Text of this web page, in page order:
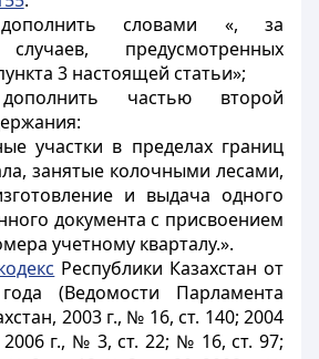
словами «, за
предусмотренных
3 настоящей статьи»;
частью второй
участки в пределах границ
занятые колочными лесами,
и выдача одного
документа с присвоением
учетному кварталу.».
Республики Казахстан от
(Ведомости Парламента
2003 г., № 16, ст. 140; 2004
г., № 3, ст. 22; № 16, ст. 97;